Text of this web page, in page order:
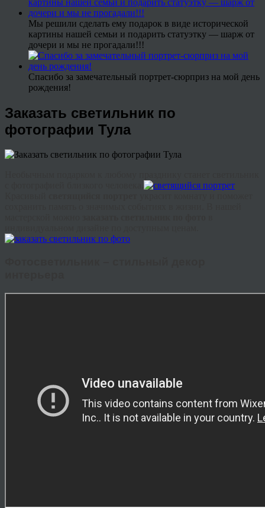
Мы решили сделать ему подарок в виде исторической
картины нашей семьи и подарить статуэтку — шарж от
дочери и мы не прогадали!!!
Спасибо за замечательный портрет-сюрприз на мой день
рождения!
Заказать светильник по
фотографии Тула